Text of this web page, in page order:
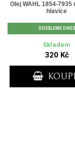
Olej WAHL 1854-7935
hlavice
ODEŠLEME DNES
Skladem
320 Kč